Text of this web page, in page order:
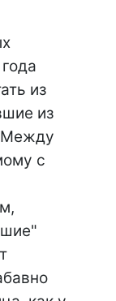
из
из
Между
с